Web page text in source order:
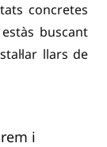
concretes
buscant
llars de
i